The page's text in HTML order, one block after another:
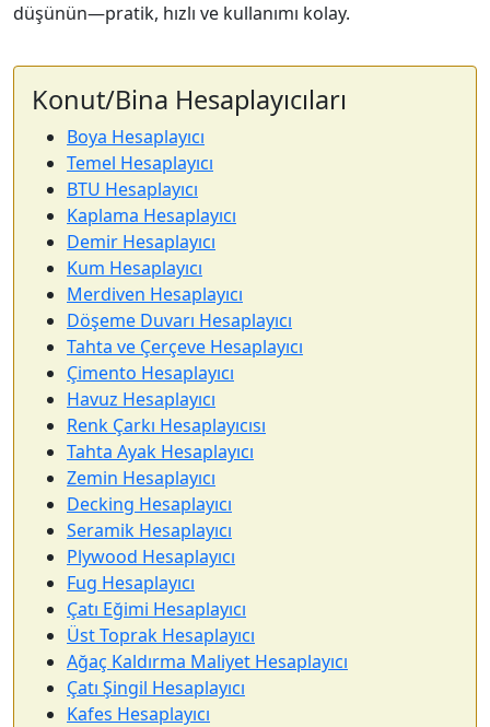
düşünün—pratik, hızlı ve kullanımı kolay.
Konut/Bina Hesaplayıcıları
Boya Hesaplayıcı
Temel Hesaplayıcı
BTU Hesaplayıcı
Kaplama Hesaplayıcı
Demir Hesaplayıcı
Kum Hesaplayıcı
Merdiven Hesaplayıcı
Döşeme Duvarı Hesaplayıcı
Tahta ve Çerçeve Hesaplayıcı
Çimento Hesaplayıcı
Havuz Hesaplayıcı
Renk Çarkı Hesaplayıcısı
Tahta Ayak Hesaplayıcı
Zemin Hesaplayıcı
Decking Hesaplayıcı
Seramik Hesaplayıcı
Plywood Hesaplayıcı
Fug Hesaplayıcı
Çatı Eğimi Hesaplayıcı
Üst Toprak Hesaplayıcı
Ağaç Kaldırma Maliyet Hesaplayıcı
Çatı Şingil Hesaplayıcı
Kafes Hesaplayıcı